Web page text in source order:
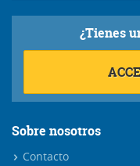
¿Tienes
Sobre nosotros
Contacto